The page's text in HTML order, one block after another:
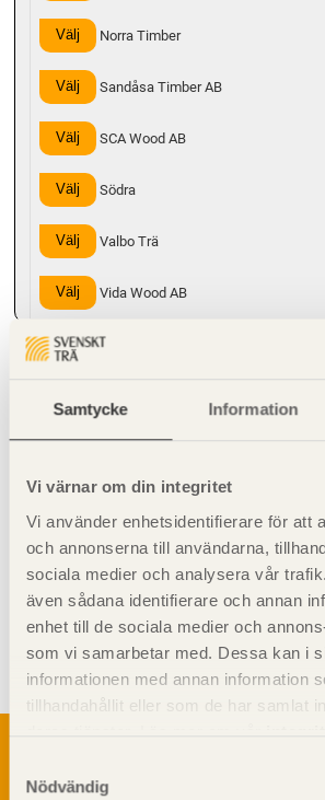
Samtycke Information
Vi värnar om din integritet
Vi använder enhetsidentifierare för att
och annonserna till användarna,
sociala medier och analysera vår
även sådana identifierare och annan
enhet till de sociala medier och
som vi samarbetar med. Dessa kan i
informationen med annan information
tillhandahållit eller som de har samlat
Nödvändig
Välj Norra Timber
Välj Sandåsa Timber AB
Välj SCA Wood AB
Välj Södra
Välj Valbo Trä
Välj Vida Wood AB
Environmental EPD (Generisk)
Giltighet
Svenskt Trä-id:SE00358
Gäller från och med:2024-08-12
Syftet med rillning av underlagsspont är att
undergolv i bjälklag.